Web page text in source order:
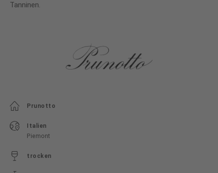
Tanninen.
Prunotto
Italien
Piemont
trocken